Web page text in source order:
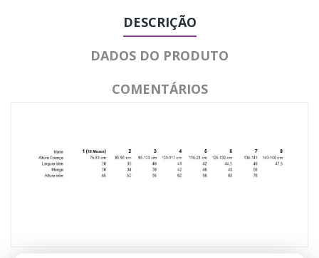
DESCRIÇÃO
DADOS DO PRODUTO
COMENTÁRIOS